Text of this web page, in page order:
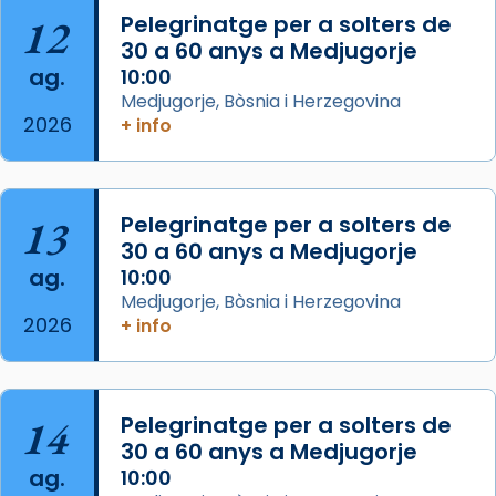
«Si vols saber què és calor, ves per les
Santes a Mataró»🥵.
Photo
View on Facebook · Share
2 weeks ago
Jaume, fill de Zebedeu, és juntament amb el
seu germà Joan i Pere un dels que
acompanyava més de prop Jesús.
Segons el llibre dels Fets (12,2) fou el primer
apòstol màrtir, decapitat a Jerusalem per
Herodes Agripa (vers l'any 44).
Patró de Galícia, després de les invasions
musulmanes fou venerat com a patró dels
Regnes castellans i més tard de tota
12
ag.
2026
Pelegrinatge per a solters de
30 a 60 anys a Medjugorje
10:00
Medjugorje, Bòsnia i Herzegovina
+ info
13
ag.
2026
Pelegrinatge per a solters de
30 a 60 anys a Medjugorje
10:00
Medjugorje, Bòsnia i Herzegovina
+ info
14
ag.
Pelegrinatge per a solters de
30 a 60 anys a Medjugorje
10:00